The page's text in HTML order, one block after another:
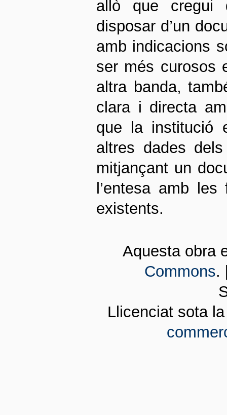
allò que cregui
disposar d’un
amb indicacions
ser més curosos
altra banda,
clara i directa
que la institució
altres dades
mitjançant un
l’entesa amb
existents.
Aquesta obra
Commons.
Llicenciat sota